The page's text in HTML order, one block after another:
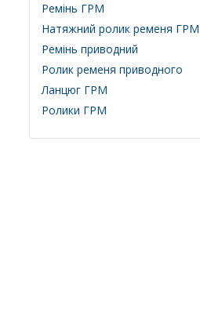
Ремінь ГРМ
Натяжний ролик ременя ГРМ
Ремінь приводний
Ролик ременя приводного
Ланцюг ГРМ
Ролики ГРМ